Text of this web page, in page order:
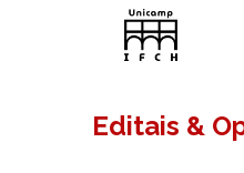
Pular para o conteúdo principal
Editais &